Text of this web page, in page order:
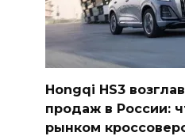
Hongqi HS3
продаж в России:
рынком